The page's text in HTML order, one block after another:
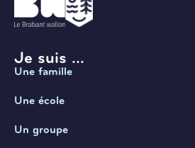
Je suis ...
Une famille
Une école
Un groupe